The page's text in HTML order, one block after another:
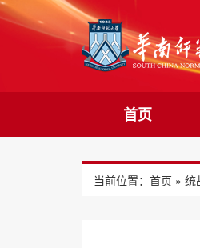
首页
当前位置： 首页 » 统